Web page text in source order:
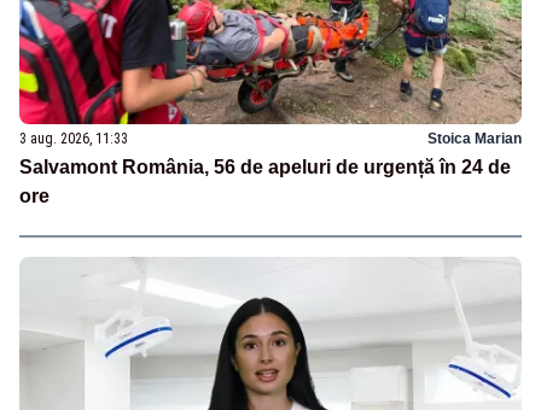
3 aug. 2026, 11:33 Stoica Marian
Salvamont România, 56 de apeluri de urgență în 24 de
ore